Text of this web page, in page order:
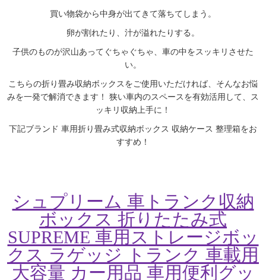
買い物袋から中身が出てきて落ちてしまう。
卵が割れたり、汁が溢れたりする。
子供のものが沢山あってぐちゃぐちゃ、車の中をスッキリさせた
い。
こちらの折り畳み収納ボックスをご使用いただければ、そんなお悩
みを一発で解消できます！ 狭い車内のスペースを有効活用して、ス
ッキリ収納上手に！
下記ブランド 車用折り畳み式収納ボックス 収納ケース 整理箱をお
すすめ！
シュプリーム 車トランク収納
ボックス 折りたたみ式
SUPREME 車用ストレージボッ
クス ラゲッジ トランク 車載用
大容量 カー用品 車用便利グッ